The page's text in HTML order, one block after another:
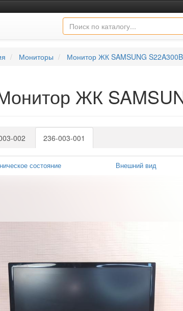
Мониторы Монитор ЖК SAMSUNG S22A300B
ЖК
002 236-003-001
состояние Внешний вид